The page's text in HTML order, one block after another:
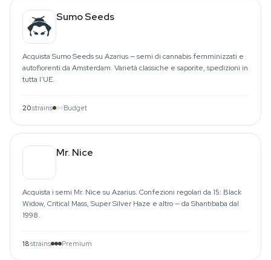
Sumo Seeds
Acquista Sumo Seeds su Azarius — semi di cannabis femminizzati e
autofiorenti da Amsterdam. Varietà classiche e saporite, spedizioni in
tutta l'UE.
20strains Budget
Mr. Nice
Acquista i semi Mr. Nice su Azarius. Confezioni regolari da 15: Black
Widow, Critical Mass, Super Silver Haze e altro — da Shantibaba dal
1998.
18strains Premium